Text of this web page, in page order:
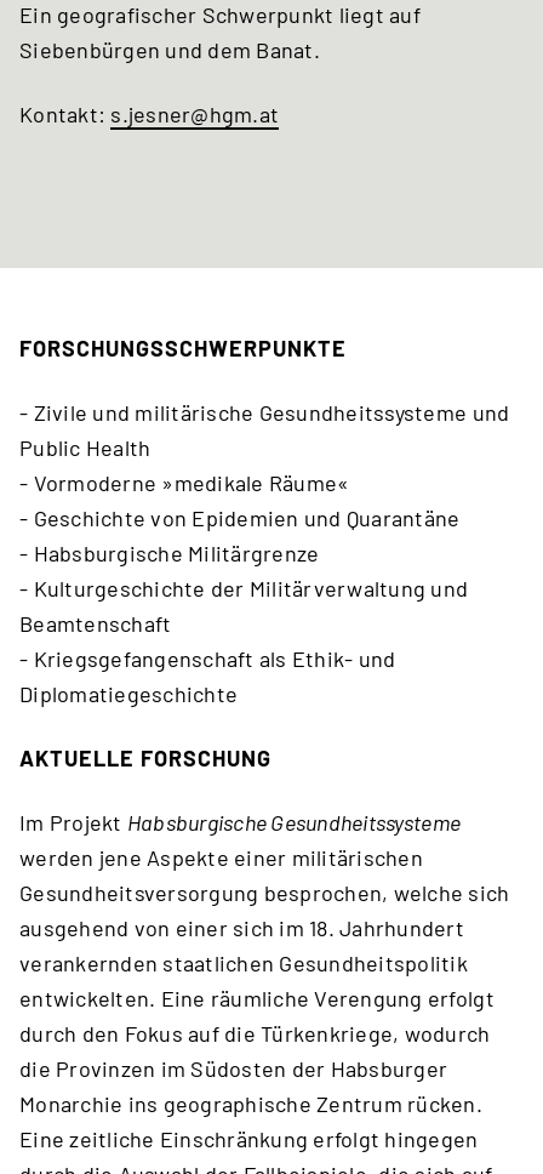
Ein geografischer Schwerpunkt liegt auf
Siebenbürgen und dem Banat.
Kontakt: s.jesner@hgm.at
FORSCHUNGSSCHWERPUNKTE
- Zivile und militärische Gesundheitssysteme und
Public Health
- Vormoderne »medikale Räume«
- Geschichte von Epidemien und Quarantäne
- Habsburgische Militärgrenze
- Kulturgeschichte der Militärverwaltung und
Beamtenschaft
- Kriegsgefangenschaft als Ethik- und
Diplomatiegeschichte
AKTUELLE FORSCHUNG
Im Projekt Habsburgische Gesundheitssysteme
werden jene Aspekte einer militärischen
Gesundheitsversorgung besprochen, welche sich
ausgehend von einer sich im 18. Jahrhundert
verankernden staatlichen Gesundheitspolitik
entwickelten. Eine räumliche Verengung erfolgt
durch den Fokus auf die Türkenkriege, wodurch
die Provinzen im Südosten der Habsburger
Monarchie ins geographische Zentrum rücken.
Eine zeitliche Einschränkung erfolgt hingegen